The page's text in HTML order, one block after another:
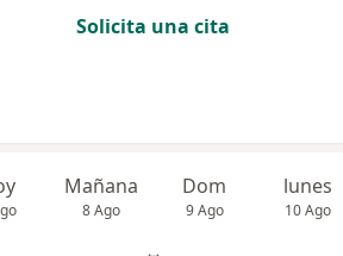
Solicita una cita
Mañana
8 Ago
Dom
9 Ago
lunes
10 Ago